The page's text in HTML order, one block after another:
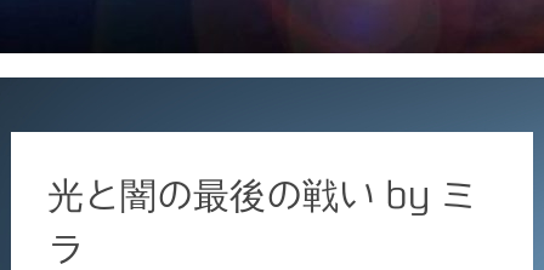
光と闇の最後の戦い by ミ
ラ